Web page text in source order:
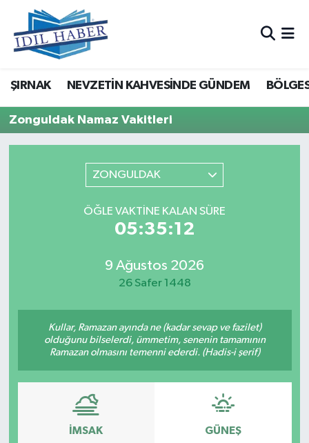
ŞIRNAK NEVZETİN KAHVESİNDE GÜNDEM
Zonguldak Namaz Vakitleri
ZONGULDAK
ÖĞLE VAKTINE KALAN SÜRE
05:35:12
9 Ağustos 2026
26 Safer 1448
Kullar, Ramazan ayında ne (kadar sevap ve fazilet)
olduğunu bilselerdi, ümmetim, senenin tamamının
Ramazan olmasını temenni ederdi. (Hadis-i şerif)
İMSAK GÜNEŞ
Nöbetçi Eczaneler
Hava Durumu
Trafik Durumu
Son Dakika Haberleri